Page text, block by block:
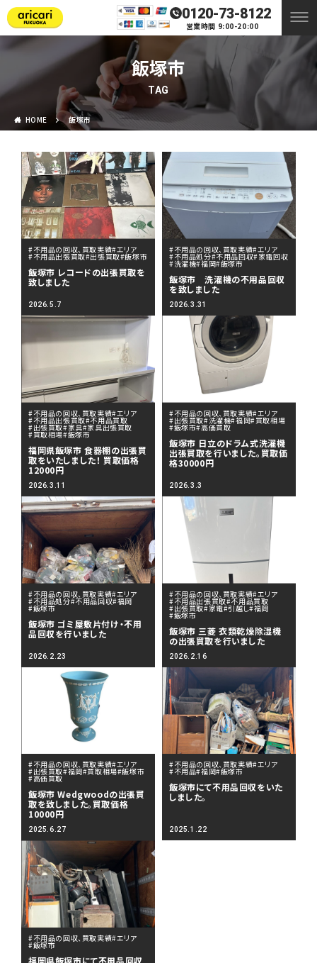
0120-73-8122
営業時間 9:00-20:00
飯塚市
TAG
HOME 飯塚市
#不用品の回収、買取実績#エリア
#不用品出張買取#出張買取#飯塚市
飯塚市 レコードの出張買取を
致しました
2026.5.7
#不用品の回収、買取実績#エリア
#不用品処分#不用品回収#家電回収
#洗濯機#福岡#飯塚市
飯塚市 洗濯機の不用品回収
を致しました
2026.3.31
#不用品の回収、買取実績#エリア
#不用品出張買取#不用品買取
#出張買取#家具#家具出張買取
#買取相場#飯塚市
福岡県飯塚市 食器棚の出張買
取をいたしました！ 買取価格
12000円
2026.3.11
#不用品の回収、買取実績#エリア
#出張買取#洗濯機#福岡#買取相場
#飯塚市#高価買取
飯塚市 日立のドラム式洗濯機
出張買取を行いました。買取価
格30000円
2026.3.3
#不用品の回収、買取実績#エリア
#不用品処分#不用品回収#福岡
#飯塚市
飯塚市 ゴミ屋敷片付け・不用
品回収を行いました
2026.2.23
#不用品の回収、買取実績#エリア
#不用品出張買取#不用品買取
#出張買取#家電#引越し#福岡
#飯塚市
飯塚市 三菱 衣類乾燥除湿機
の出張買取を行いました
2026.2.16
#不用品の回収、買取実績#エリア
#出張買取#福岡#買取相場#飯塚市
#高価買取
飯塚市 Wedgwoodの出張買
取を致しました。買取価格
10000円
2025.6.27
#不用品の回収、買取実績#エリア
#不用品#福岡#飯塚市
飯塚市にて不用品回収をいた
しました。
2025.1.22
#不用品の回収、買取実績#エリア
#飯塚市